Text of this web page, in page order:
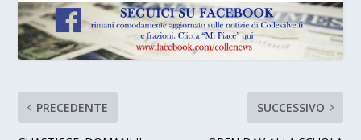
PRECEDENTE SUCCESSIVO